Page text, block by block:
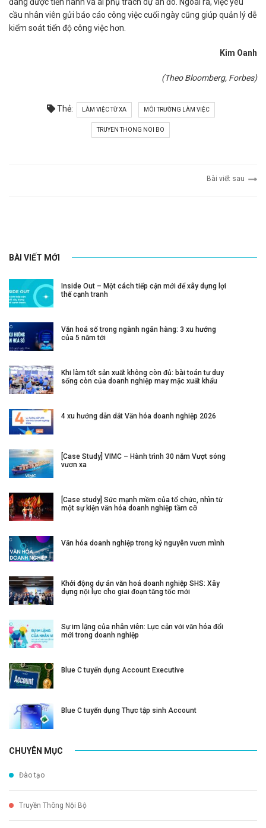
đang được tiến hành và ai phụ trách dự án đó. Ngoài ra, việc yêu
cầu nhân viên gửi báo cáo công việc cuối ngày cũng giúp quản lý dễ
kiểm soát tiến độ công việc hơn.
Kim Oanh
(Theo Bloomberg, Forbes)
Thẻ: LÀM VIỆC TỪ XA MÔI TRƯỜNG LÀM VIỆC
TRUYEN THONG NOI BO
Bài viết sau
BÀI VIẾT MỚI
Inside Out – Một cách tiếp cận mới để xây dựng lợi
thế cạnh tranh
Văn hoá số trong ngành ngân hàng: 3 xu hướng
của 5 năm tới
Khi làm tốt sản xuất không còn đủ: bài toán tư duy
sống còn của doanh nghiệp may mặc xuất khẩu
4 xu hướng dẫn dắt Văn hóa doanh nghiệp 2026
[Case Study] VIMC – Hành trình 30 năm Vượt sóng
vươn xa
[Case study] Sức mạnh mềm của tổ chức, nhìn từ
một sự kiện văn hóa doanh nghiệp tầm cỡ
Văn hóa doanh nghiệp trong kỷ nguyên vươn mình
Khởi động dự án văn hoá doanh nghiệp SHS: Xây
dựng nội lực cho giai đoạn tăng tốc mới
Sự im lặng của nhân viên: Lực cản với văn hóa đổi
mới trong doanh nghiệp
Blue C tuyển dụng Account Executive
Blue C tuyển dụng Thực tập sinh Account
CHUYÊN MỤC
Đào tạo
Truyền Thông Nội Bộ